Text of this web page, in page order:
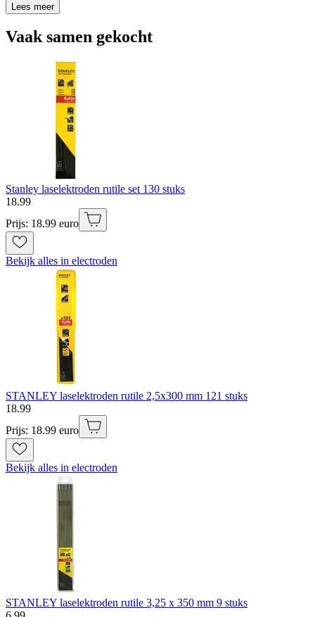
Lees meer
Vaak samen gekocht
Stanley laselektroden rutile set 130 stuks
18.99
Prijs: 18.99 euro
Bekijk alles in electroden
STANLEY laselektroden rutile 2,5x300 mm 121 stuks
18.99
Prijs: 18.99 euro
Bekijk alles in electroden
STANLEY laselektroden rutile 3,25 x 350 mm 9 stuks